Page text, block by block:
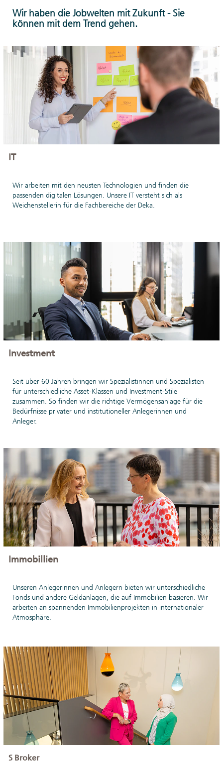
Expertinnen und
Experten durchstarten.
Wir haben die Jobwelten mit Zukunft - Sie
können mit dem Trend gehen.
IT
Wir arbeiten mit den neusten Technologien und finden die
passenden digitalen Lösungen. Unsere IT versteht sich als
Weichenstellerin für die Fachbereiche der Deka.
Investment
Seit über 60 Jahren bringen wir Spezialistinnen und Spezialisten
für unterschiedliche Asset-Klassen und Investment-Stile
zusammen. So finden wir die richtige Vermögensanlage für die
Bedürfnisse privater und institutioneller Anlegerinnen und
Anleger.
Immobillien
Unseren Anlegerinnen und Anlegern bieten wir unterschiedliche
Fonds und andere Geldanlagen, die auf Immobilien basieren. Wir
arbeiten an spannenden Immobilienprojekten in internationaler
Atmosphäre.
S Broker